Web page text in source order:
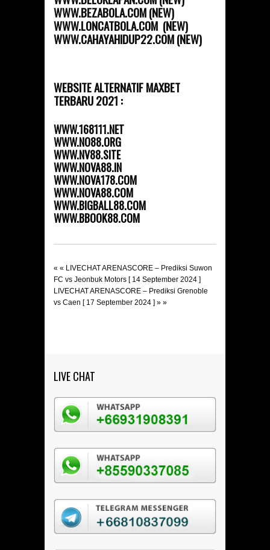
WWW.BEZABOLA.COM (NEW)
WWW.LONCATBOLA.COM (NEW)
WWW.CAHAYAHIDUP22.COM (NEW)
WEBSITE ALTERNATIF MAXBET
TERBARU 2021 :
WWW.168111.NET
WWW.NO88.ORG
WWW.NV88.SITE
WWW.NOVA88.IN
WWW.NOVA178.COM
WWW.NOVA88.COM
WWW.BIGBALL88.COM
WWW.BBOOK88.COM
« « LIVECHAT ARENASCORE – Prediksi Suwon
FC vs Jeonbuk Motors [ 14 September 2024 ]
LIVECHAT ARENASCORE – Prediksi Grenoble
vs Caen [ 17 September 2024 ] » »
LIVE CHAT